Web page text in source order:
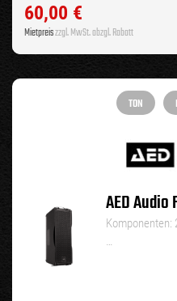
60,00 €
Mietpreiszzgl. MwSt. abzgl. Rabatt
TON
AED Audio
Komponenten:
…